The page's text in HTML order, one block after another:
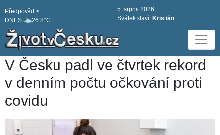
DNES: 26.8°C
Předpověd >
5. srpna 2026
Svátek slaví: Kristián
V Česku padl ve čtvrtek rekord
v denním počtu očkování proti
covidu